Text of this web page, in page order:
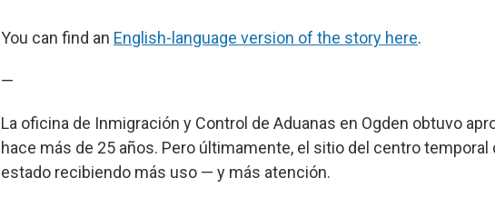
You can find an English-language version of the story here.
—
La oficina de Inmigración y Control de Aduanas en Ogden obtuvo
hace más de 25 años. Pero últimamente, el sitio del centro temporal
estado recibiendo más uso — y más atención.